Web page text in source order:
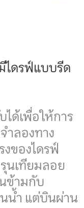
ไดรฟ์แบบรีด
ด้เพื่อให้การ
ำลองทาง
ของไดรฟ์
นเทียมลอย
ข้ามกับ
น้ำ แต่บินผ่าน